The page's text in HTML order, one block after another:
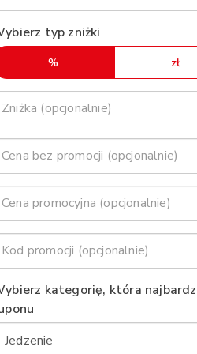
typ zniżki
% zł
kategorię, która